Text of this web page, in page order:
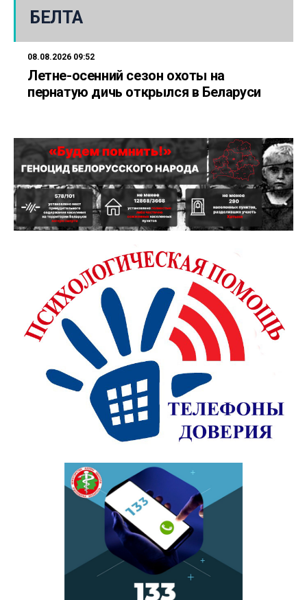
БЕЛТА
08.08.2026 09:52
Летне-осенний сезон охоты на
пернатую дичь открылся в Беларуси